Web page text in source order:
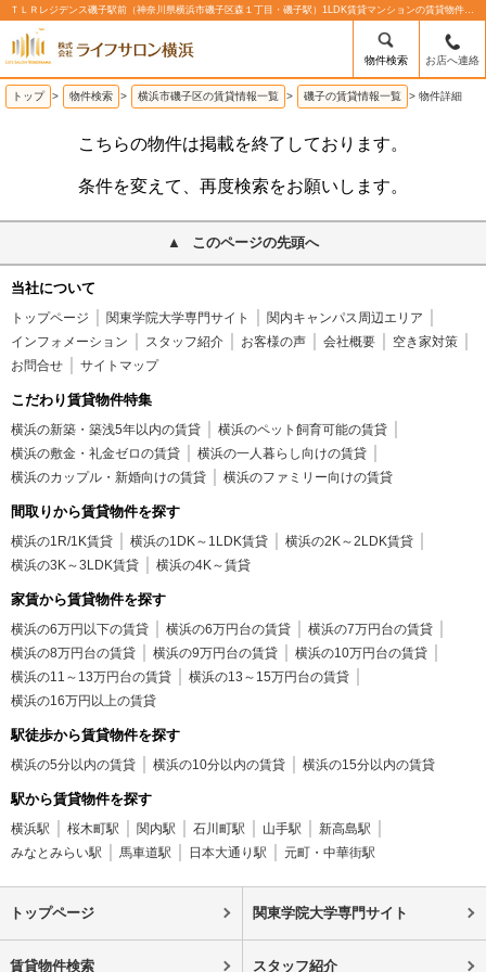
ＴＬＲレジデンス磯子駅前（神奈川県横浜市磯子区森１丁目・磯子駅）1LDK賃貸マンションの賃貸物件情報%% | 株式会社ライフサロン横浜
物件検索 お店へ連絡
トップ > 物件検索 > 横浜市磯子区の賃貸情報一覧 > 磯子の賃貸情報一覧 > 物件詳細
こちらの物件は掲載を終了しております。
条件を変えて、再度検索をお願いします。
このページの先頭へ
当社について
トップページ 関東学院大学専門サイト
関内キャンパス周辺エリア
インフォメーション
スタッフ紹介 お客様の声 会社概要
空き家対策
お問合せ
サイトマップ
こだわり賃貸物件特集
横浜の新築・築浅5年以内の賃貸
横浜のペット飼育可能の賃貸
横浜の敷金・礼金ゼロの賃貸
横浜の一人暮らし向けの賃貸
横浜のカップル・新婚向けの賃貸
横浜のファミリー向けの賃貸
間取りから賃貸物件を探す
横浜の1R/1K賃貸 横浜の1DK～1LDK賃貸
横浜の2K～2LDK賃貸
横浜の3K～3LDK賃貸
横浜の4K～賃貸
家賃から賃貸物件を探す
横浜の6万円以下の賃貸 横浜の6万円台の賃貸
横浜の7万円台の賃貸
横浜の8万円台の賃貸
横浜の9万円台の賃貸
横浜の10万円台の賃貸
横浜の11～13万円台の賃貸
横浜の13～15万円台の賃貸
横浜の16万円以上の賃貸
駅徒歩から賃貸物件を探す
横浜の5分以内の賃貸 横浜の10分以内の賃貸 横浜の15分以内の賃貸
駅から賃貸物件を探す
横浜駅 桜木町駅 関内駅 石川町駅 山手駅
新高島駅
みなとみらい駅
馬車道駅 日本大通り駅 元町・中華街駅
トップページ 関東学院大学専門サイト
賃貸物件検索 スタッフ紹介